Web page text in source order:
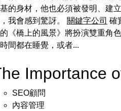
的身材，他也必須被發明、建
我會感到驚訝。 關鍵字公司 確
《橋上的風景》將扮演雙重角
間都在睡覺，或者...
Importance
SEO顧問
內容管理